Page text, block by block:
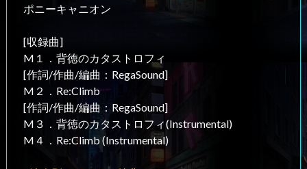
ポニーキャニオン
[収録曲]
M１．背徳のカタストロフィ
[作詞/作曲/編曲：RegaSound]
M２．Re:Climb
[作詞/作曲/編曲：RegaSound]
M３．背徳のカタストロフィ(Instrumental)
M４．Re:Climb (Instrumental)